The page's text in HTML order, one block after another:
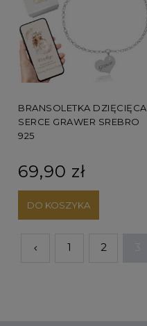
BRANSOLETKA DZIĘCIĘCA
SERCE GRAWER SREBRO
925
69,90 zł
DO KOSZYKA
1 2